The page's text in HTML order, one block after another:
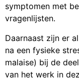
symptomen met
vragenlijsten.
Daarnaast zijn er
na een fysieke
malaise) bij de
van het werk in